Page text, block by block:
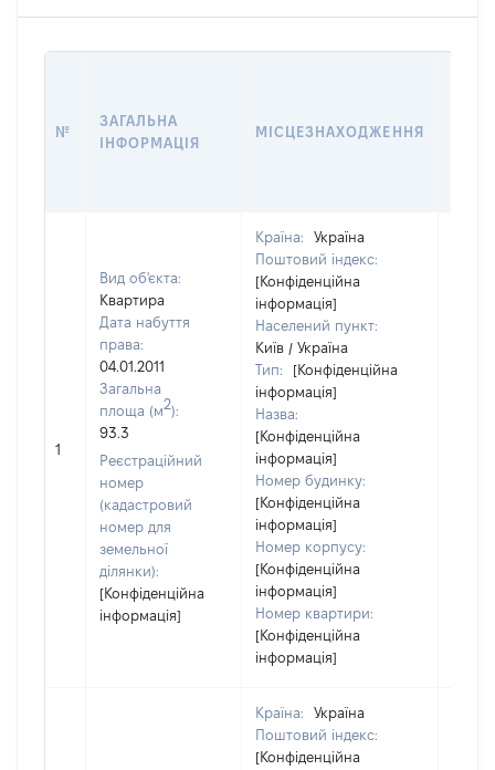
№
ЗАГАЛЬНА
ІНФОРМАЦІЯ
МІСЦЕЗНАХОДЖЕННЯ
1
Вид об'єкта:
Квартира
Дата набуття
права:
04.01.2011
Загальна
площа (м2):
93.3
Реєстраційний
номер
(кадастровий
номер для
земельної
ділянки):
[Конфіденційна
інформація]
Країна:
Україна
Поштовий індекс:
[Конфіденційна
інформація]
Населений пункт:
Київ / Україна
Тип:
[Конфіденційна
інформація]
Назва:
[Конфіденційна
інформація]
Номер будинку:
[Конфіденційна
інформація]
Номер корпусу:
[Конфіденційна
інформація]
Номер квартири:
[Конфіденційна
інформація]
Країна:
Україна
Поштовий індекс:
[Конфіденційна